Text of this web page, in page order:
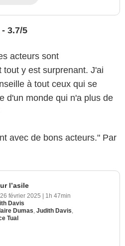
- 3.7/5
acteurs sont
y est surprenant. J'ai
à tout ceux qui se
d'un monde qui n'a plus de
avec de bons acteurs." Par
l’asile
26 février 2025 | 1h 47min
Davis
Dumas Judith Davis
Tual